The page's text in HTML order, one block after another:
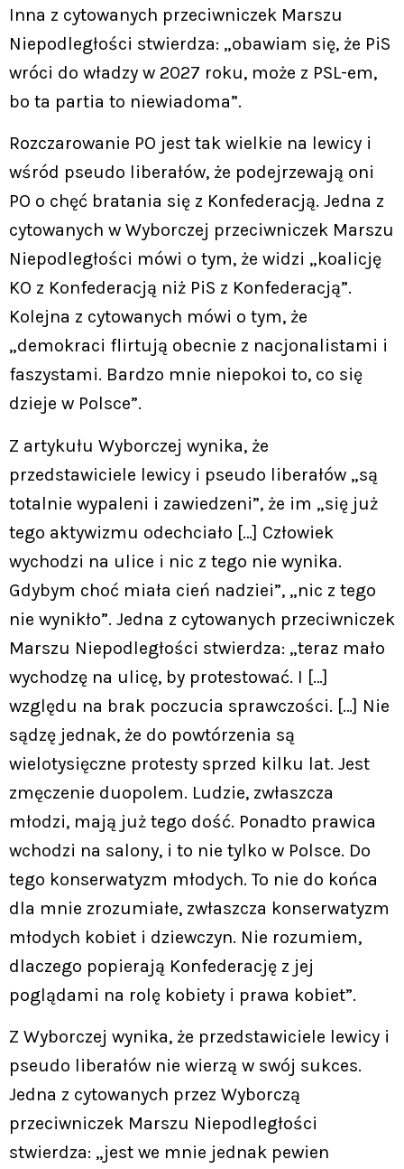
Inna z cytowanych przeciwniczek Marszu
Niepodległości stwierdza: „obawiam się, że PiS
wróci do władzy w 2027 roku, może z PSL-em,
bo ta partia to niewiadoma”.
Rozczarowanie PO jest tak wielkie na lewicy i
wśród pseudo liberałów, że podejrzewają oni
PO o chęć bratania się z Konfederacją. Jedna z
cytowanych w Wyborczej przeciwniczek Marszu
Niepodległości mówi o tym, że widzi „koalicję
KO z Konfederacją niż PiS z Konfederacją”.
Kolejna z cytowanych mówi o tym, że
„demokraci flirtują obecnie z nacjonalistami i
faszystami. Bardzo mnie niepokoi to, co się
dzieje w Polsce”.
Z artykułu Wyborczej wynika, że
przedstawiciele lewicy i pseudo liberałów „są
totalnie wypaleni i zawiedzeni”, że im „się już
tego aktywizmu odechciało […] Człowiek
wychodzi na ulice i nic z tego nie wynika.
Gdybym choć miała cień nadziei”, „nic z tego
nie wynikło”. Jedna z cytowanych przeciwniczek
Marszu Niepodległości stwierdza: „teraz mało
wychodzę na ulicę, by protestować. I […]
względu na brak poczucia sprawczości. […] Nie
sądzę jednak, że do powtórzenia są
wielotysięczne protesty sprzed kilku lat. Jest
zmęczenie duopolem. Ludzie, zwłaszcza
młodzi, mają już tego dość. Ponadto prawica
wchodzi na salony, i to nie tylko w Polsce. Do
tego konserwatyzm młodych. To nie do końca
dla mnie zrozumiałe, zwłaszcza konserwatyzm
młodych kobiet i dziewczyn. Nie rozumiem,
dlaczego popierają Konfederację z jej
poglądami na rolę kobiety i prawa kobiet”.
Z Wyborczej wynika, że przedstawiciele lewicy i
pseudo liberałów nie wierzą w swój sukces.
Jedna z cytowanych przez Wyborczą
przeciwniczek Marszu Niepodległości
stwierdza: „jest we mnie jednak pewien